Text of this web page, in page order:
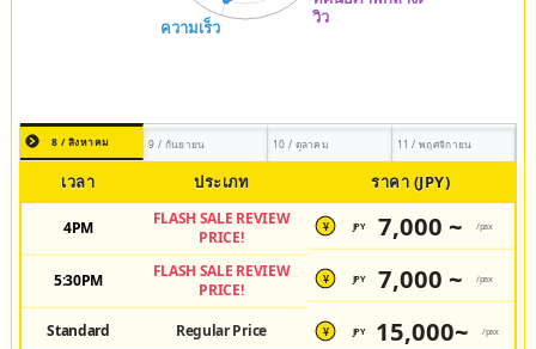
8 / สิงหาคม 9 / กันยายน 10 / ตุลาคม 11 / พฤศจิกายน
เวลา ประเภท ราคา (JPY)
4PM
FLASH SALE REVIEW
PRICE!
¥ JPY 7,000 ~ /pax
5:30PM
FLASH SALE REVIEW
PRICE!
¥ JPY 7,000 ~ /pax
Standard Regular Price ¥ JPY 15,000~ /pax